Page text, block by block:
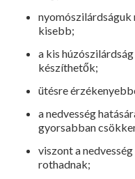
nyomószilárdságuk
kisebb;
a kis
készíthetők;
ütésre
a nedvesség
gyorsabban
viszont a
rothadnak;